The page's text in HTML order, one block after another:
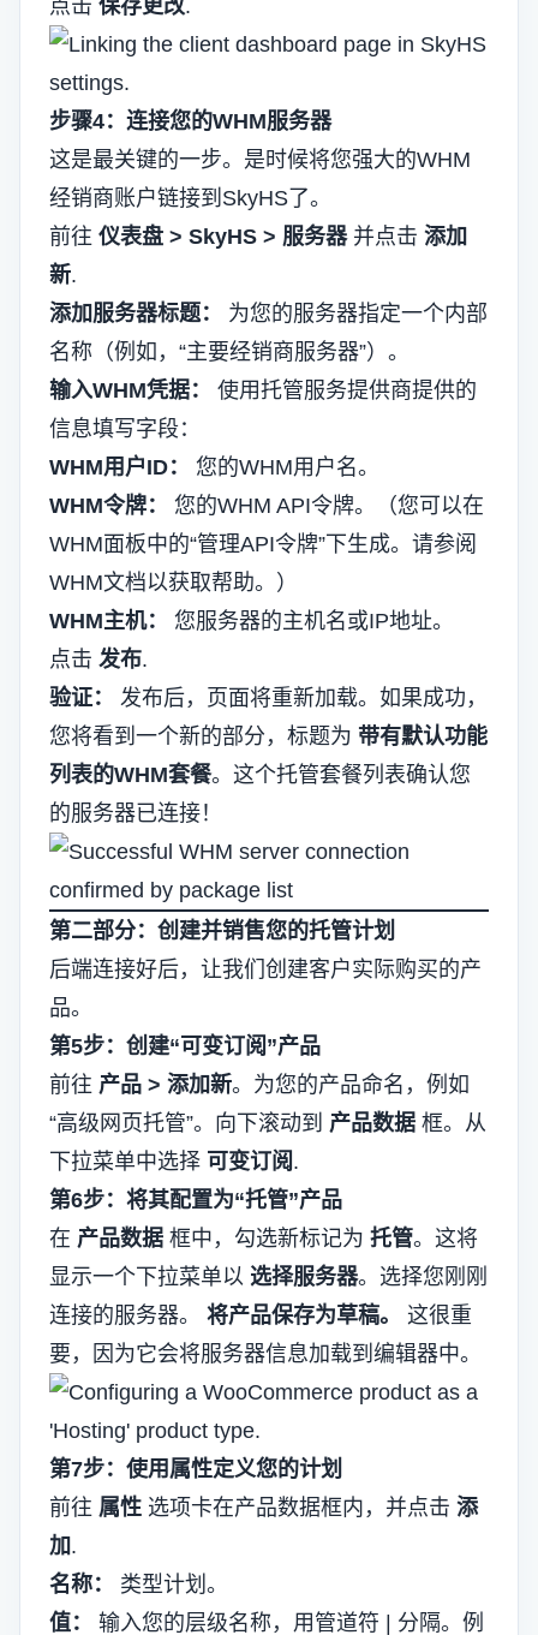
点击 保存更改.
步骤4：连接您的WHM服务器
这是最关键的一步。是时候将您强大的WHM
经销商账户链接到SkyHS了。
前往 仪表盘 > SkyHS > 服务器并点击 添加
新.
添加服务器标题：
为您的服务器指定一个内部
名称（例如，“主要经销商服务器”）。
输入WHM凭据：
使用托管服务提供商提供的
信息填写字段：
WHM用户ID：
您的WHM用户名。
WHM令牌：
您的WHM API令牌。（您可以在
WHM面板中的“管理API令牌”下生成。请参阅
WHM文档以获取帮助。）
WHM主机：
您服务器的主机名或IP地址。
点击 发布.
验证：
发布后，页面将重新加载。如果成功，
您将看到一个新的部分，标题为 带有默认功能
列表的WHM套餐。这个托管套餐列表确认您
的服务器已连接！
第二部分：创建并销售您的托管计划
后端连接好后，让我们创建客户实际购买的产
品。
第5步：创建“可变订阅”产品
前往 产品 > 添加新。为您的产品命名，例如
“高级网页托管”。向下滚动到 产品数据 框。从
下拉菜单中选择 可变订阅 .
第6步：将其配置为“托管”产品
在 产品数据 框中，勾选新标记为 托管。这将
显示一个下拉菜单以 选择服务器。选择您刚刚
连接的服务器。 将产品保存为草稿。
这很重
要，因为它会将服务器信息加载到编辑器中。
第7步：使用属性定义您的计划
前往 属性 选项卡在产品数据框内，并点击 添
加 .
名称：
类型计划。
值：
输入您的层级名称，用管道符 | 分隔。例